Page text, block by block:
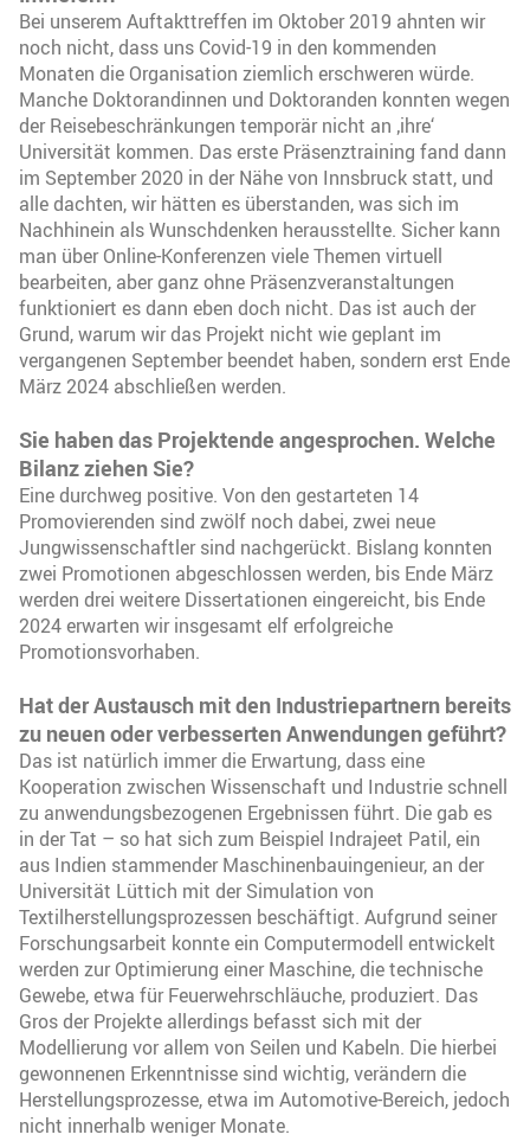
Bei unserem Auftakttreffen im Oktober 2019 ahnten wir
noch nicht, dass uns Covid-19 in den kommenden
Monaten die Organisation ziemlich erschweren würde.
Manche Doktorandinnen und Doktoranden konnten wegen
der Reisebeschränkungen temporär nicht an ‚ihre‘
Universität kommen. Das erste Präsenztraining fand dann
im September 2020 in der Nähe von Innsbruck statt, und
alle dachten, wir hätten es überstanden, was sich im
Nachhinein als Wunschdenken herausstellte. Sicher kann
man über Online-Konferenzen viele Themen virtuell
bearbeiten, aber ganz ohne Präsenzveranstaltungen
funktioniert es dann eben doch nicht. Das ist auch der
Grund, warum wir das Projekt nicht wie geplant im
vergangenen September beendet haben, sondern erst Ende
März 2024 abschließen werden.
Sie haben das Projektende angesprochen. Welche
Bilanz ziehen Sie?
Eine durchweg positive. Von den gestarteten 14
Promovierenden sind zwölf noch dabei, zwei neue
Jungwissenschaftler sind nachgerückt. Bislang konnten
zwei Promotionen abgeschlossen werden, bis Ende März
werden drei weitere Dissertationen eingereicht, bis Ende
2024 erwarten wir insgesamt elf erfolgreiche
Promotionsvorhaben.
Hat der Austausch mit den Industriepartnern bereits
zu neuen oder verbesserten Anwendungen geführt?
Das ist natürlich immer die Erwartung, dass eine
Kooperation zwischen Wissenschaft und Industrie schnell
zu anwendungsbezogenen Ergebnissen führt. Die gab es
in der Tat – so hat sich zum Beispiel Indrajeet Patil, ein
aus Indien stammender Maschinenbauingenieur, an der
Universität Lüttich mit der Simulation von
Textilherstellungsprozessen beschäftigt. Aufgrund seiner
Forschungsarbeit konnte ein Computermodell entwickelt
werden zur Optimierung einer Maschine, die technische
Gewebe, etwa für Feuerwehrschläuche, produziert. Das
Gros der Projekte allerdings befasst sich mit der
Modellierung vor allem von Seilen und Kabeln. Die hierbei
gewonnenen Erkenntnisse sind wichtig, verändern die
Herstellungsprozesse, etwa im Automotive-Bereich, jedoch
nicht innerhalb weniger Monate.